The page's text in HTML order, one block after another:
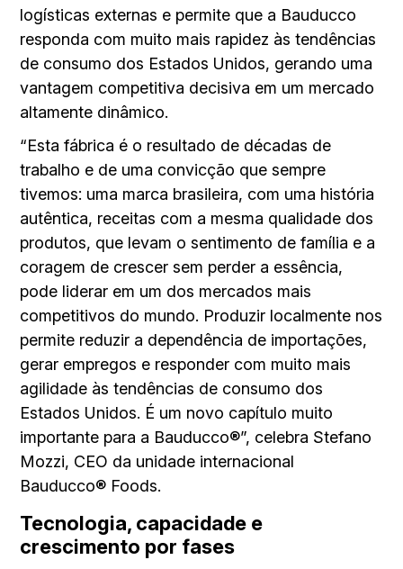
logísticas externas e permite que a Bauducco
responda com muito mais rapidez às tendências
de consumo dos Estados Unidos, gerando uma
vantagem competitiva decisiva em um mercado
altamente dinâmico.
“Esta fábrica é o resultado de décadas de
trabalho e de uma convicção que sempre
tivemos: uma marca brasileira, com uma história
autêntica, receitas com a mesma qualidade dos
produtos, que levam o sentimento de família e a
coragem de crescer sem perder a essência,
pode liderar em um dos mercados mais
competitivos do mundo. Produzir localmente nos
permite reduzir a dependência de importações,
gerar empregos e responder com muito mais
agilidade às tendências de consumo dos
Estados Unidos. É um novo capítulo muito
importante para a Bauducco®”, celebra Stefano
Mozzi, CEO da unidade internacional
Bauducco® Foods.
Tecnologia, capacidade e
crescimento por fases